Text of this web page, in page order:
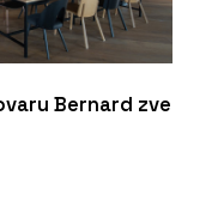
Bernard zve